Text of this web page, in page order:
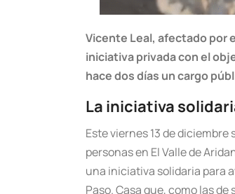
Vicente Leal, afectado por
iniciativa privada con el
hace dos días un cargo
La iniciativa
Este viernes 13 de
personas en El Valle de
una iniciativa solidaria para
Paso. Casa que, como las